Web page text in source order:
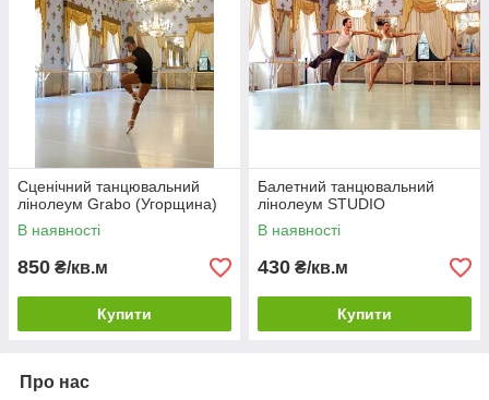
Сценічний танцювальний
лінолеум Grabo (Угорщина)
В наявності
850 ₴/кв.м
Купити
Балетний танцювальний
лінолеум STUDIO
В наявності
430 ₴/кв.м
Купити
Про нас